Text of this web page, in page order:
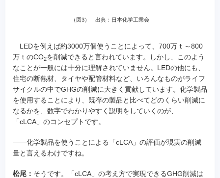
（図3） 出典：日本化学工業会
LEDを例えば約3000万個使うことによって、700万ｔ～800
万ｔのCO2を削減できると言われています。しかし、このよう
なことが一般には十分に理解されていません。LEDの他にも、
住宅の断熱材、タイヤや配管材料など、いろんなものがライフ
サイクルの中でGHGの削減に大きく貢献しています。化学製品
を使用することにより、既存の製品と比べてどのくらい削減に
なるかを、数字でわかりやすく説明をしていくのが、
「cLCA」のコンセプトです。
――化学製品を使うことによる「cLCA」の評価が現実の削減
量と言えるわけですね。
松尾： そうです。「cLCA」の考え方で実現できるGHG削減は